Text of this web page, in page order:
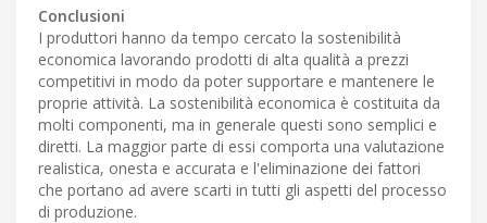
Conclusioni
I produttori hanno da tempo cercato la sostenibilità
economica lavorando prodotti di alta qualità a prezzi
competitivi in modo da poter supportare e mantenere le
proprie attività. La sostenibilità economica è costituita da
molti componenti, ma in generale questi sono semplici e
diretti. La maggior parte di essi comporta una valutazione
realistica, onesta e accurata e l'eliminazione dei fattori
che portano ad avere scarti in tutti gli aspetti del processo
di produzione.